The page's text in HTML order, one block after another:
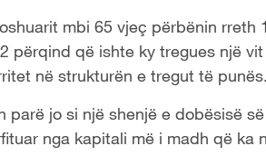
mbi 65 vjeç përbënin
përqind që ishte ky tregues një
në strukturën e tregut të punës.
parë jo si një shenjë e dobësisë
nga kapitali më i madh që ka